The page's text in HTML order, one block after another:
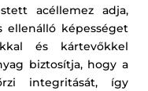
acéllemez adja,
ellenálló képességet
és kártevőkkel
biztosítja, hogy a
integritását, így